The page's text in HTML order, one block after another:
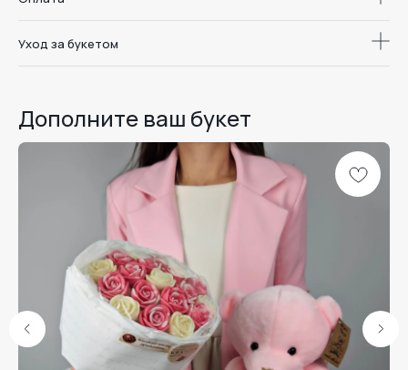
Уход за букетом
Дополните ваш букет
Уход за букетом
Отзывы
Школа флористики
Доставка и оплата
Наши линейки
Дари. Радуйся.